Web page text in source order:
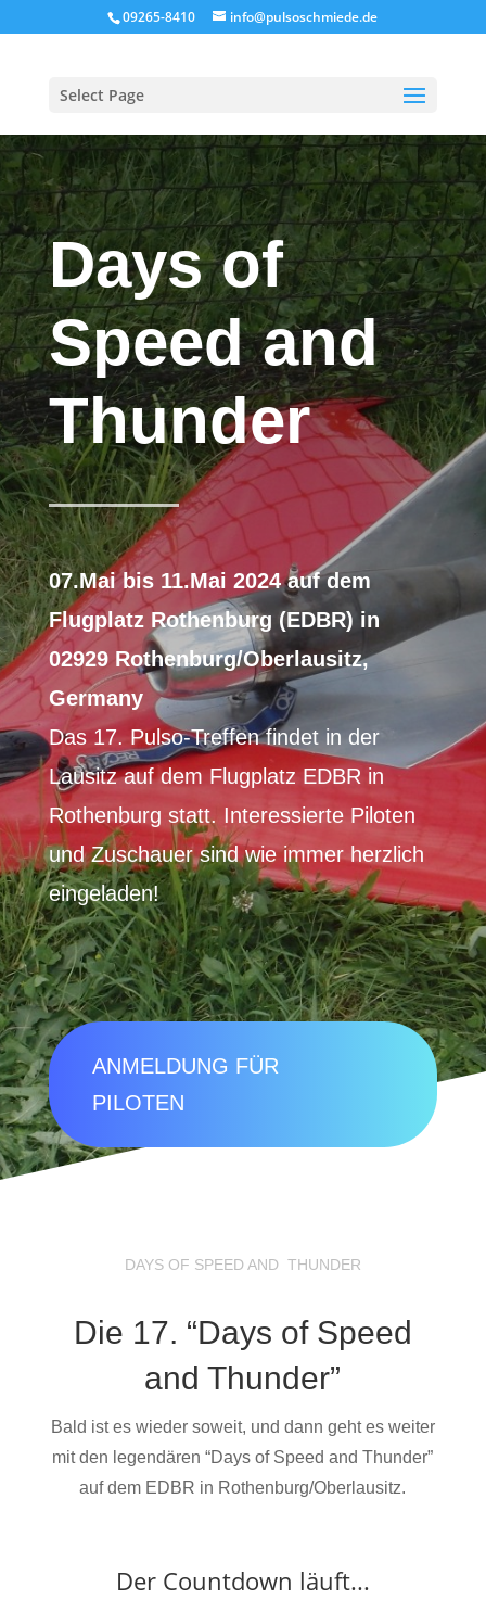
09265-8410 info@pulsoschmiede.de
Select Page
Days of
Speed and
Thunder
07.Mai bis 11.Mai 2024 auf dem
Flugplatz Rothenburg (EDBR) in
02929 Rothenburg/Oberlausitz,
Germany
Das 17. Pulso-Treffen findet in der
Lausitz auf dem Flugplatz EDBR in
Rothenburg statt. Interessierte Piloten
und Zuschauer sind wie immer herzlich
eingeladen!
ANMELDUNG FÜR
PILOTEN
DAYS OF SPEED AND THUNDER
Die 17. “Days of Speed
and Thunder”
Bald ist es wieder soweit, und dann geht es weiter
mit den legendären “Days of Speed and Thunder”
auf dem EDBR in Rothenburg/Oberlausitz.
Der Countdown läuft...